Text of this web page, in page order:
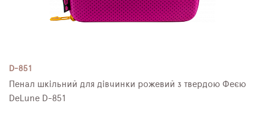
D-851
Пенал шкільний для дівчинки рожевий з твердою Феєю
DeLune D-851